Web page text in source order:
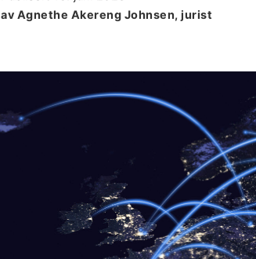
av Agnethe Akereng Johnsen, jurist